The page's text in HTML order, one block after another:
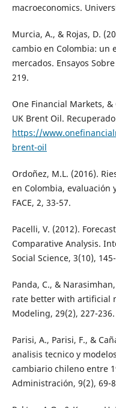
macroeconomics.
Murcia, A., & Rojas, D.
cambio en Colombia: un
mercados. Ensayos
219.
One Financial Markets, &
UK Brent Oil.
https://
brent-oil
Ordoñez, M.L. (2016).
en Colombia, evaluación
FACE, 2, 33-57.
Pacelli, V. (2012).
Comparative Analysis.
Social Science, 3(10),
Panda, C., &
rate better with artificial
Modeling, 29(2), 227-236.
Parisi, A., Parisi, F., &
analisis tecnico y
cambiario chileno entre
Administración, 9(2), 69-